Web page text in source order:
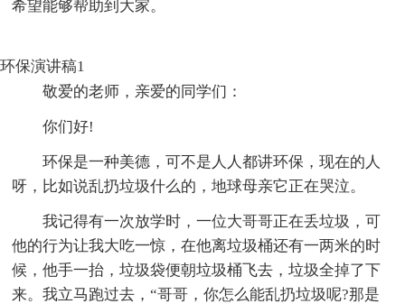
希望能够帮助到大家。
环保演讲稿1
敬爱的老师，亲爱的同学们：
你们好!
环保是一种美德，可不是人人都讲环保，现在的人
呀，比如说乱扔垃圾什么的，地球母亲它正在哭泣。
我记得有一次放学时，一位大哥哥正在丢垃圾，可
他的行为让我大吃一惊，在他离垃圾桶还有一两米的时
候，他手一抬，垃圾袋便朝垃圾桶飞去，垃圾全掉了下
来。我立马跑过去，“哥哥，你怎么能乱扔垃圾呢?那是